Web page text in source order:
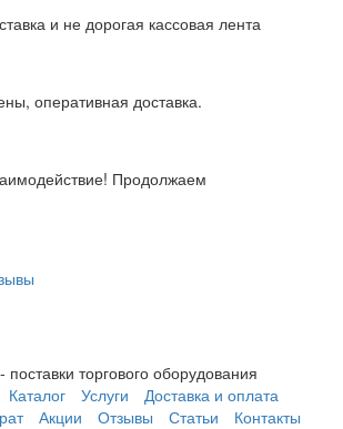
и не дорогая кассовая лента
оперативная доставка.
Продолжаем
торгового оборудования
Каталог Услуги
Доставка и оплата
Акции Отзывы Статьи
Контакты